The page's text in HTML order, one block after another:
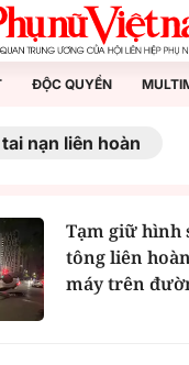
ĐỘC QUYỀN
tai nạn liên hoàn
Tạm giữ hình
tông liên
máy trên